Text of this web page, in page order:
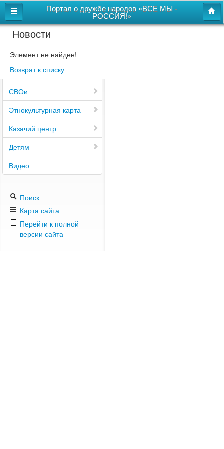
Портал о дружбе народов «ВСЕ МЫ -
РОССИЯ!»
Главная
Дом дружбы народов
Новости
СВОи
Этнокультурная карта
Казачий центр
Детям
Видео
Поиск
Карта сайта
Перейти к полной
версии сайта
Новости
Элемент не найден!
Возврат к списку